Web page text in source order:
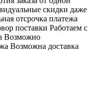
скидки даже
отсрочка платежа
поставки Работаем с
Возможно
Возможна доставка